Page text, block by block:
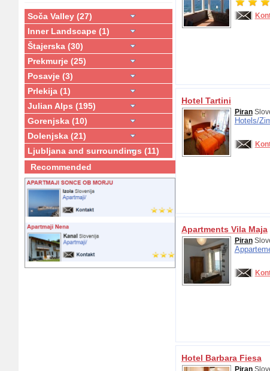
Soča Valley (27)
Inner Landscape (1)
Štajerska (30)
Prekmurje (25)
Posavje (3)
Prlekija (1)
Julian Alps (195)
Gorenjska (10)
Dolenjska (21)
Ljubljana and surroundings (11)
Recommended
Hotel Tartini
Piran
Hotels/
Apartments Vila Maja
Piran
Hotel Barbara Fiesa
Piran